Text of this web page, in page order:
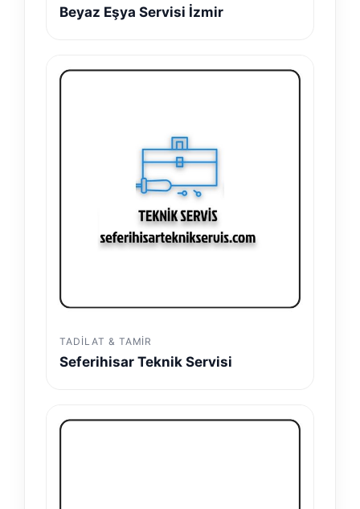
Beyaz Eşya Servisi İzmir
TADILAT & TAMIR
Seferihisar Teknik Servisi